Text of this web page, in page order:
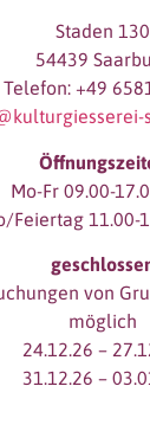
Staden 130
54439
Telefon: +49
Mo-Fr 09.00-
Feiertag 11.00-
von
möglich
24.12.26 –
31.12.26 –